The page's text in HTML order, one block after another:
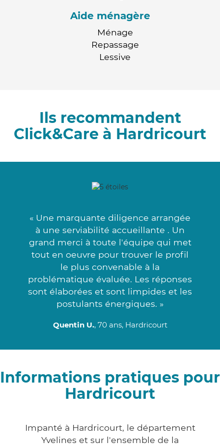
Aide ménagère
Ménage
Repassage
Lessive
Ils recommandent
Click&Care à Hardricourt
« Une marquante diligence arrangée
à une serviabilité accueillante . Un
grand merci à toute l'équipe qui met
tout en oeuvre pour trouver le profil
le plus convenable à la
problématique évaluée. Les réponses
sont élaborées et sont limpides et les
postulants énergiques. »
Quentin U., 70 ans, Hardricourt
Informations pratiques pour
Hardricourt
Impanté à Hardricourt, le département
Yvelines et sur l'ensemble de la